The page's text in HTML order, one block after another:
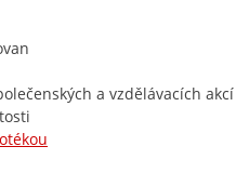
a vzdělávacích akcí